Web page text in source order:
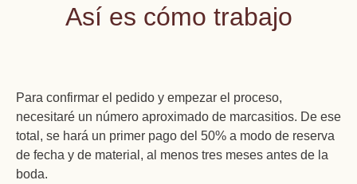
Así es cómo trabajo
Para confirmar el pedido y empezar el proceso,
necesitaré un número aproximado de marcasitios. De ese
total, se hará un primer pago del 50% a modo de reserva
de fecha y de material, al menos tres meses antes de la
boda.